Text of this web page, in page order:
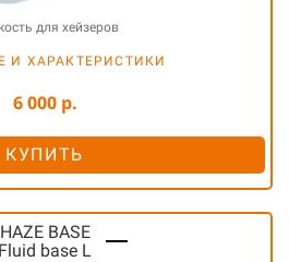
для хейзеров
И ХАРАКТЕРИСТИКИ
6 000 р.
КУПИТЬ
HAZE BASE
Fluid base L